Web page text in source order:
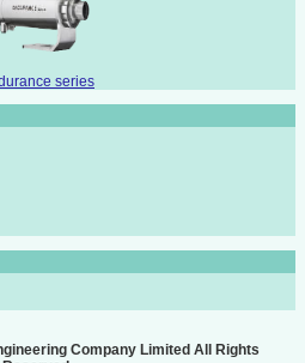
series
Company Limited All Rights